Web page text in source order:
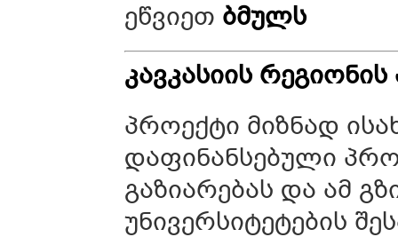
ეწვიეთ ბმულს
კავკასიის რეგიონის
პროექტი მიზნად
დაფინანსებული
გაზიარებას და ამ
უნივერსიტეტების